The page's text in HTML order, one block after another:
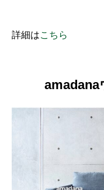
詳細はこちら
amadana